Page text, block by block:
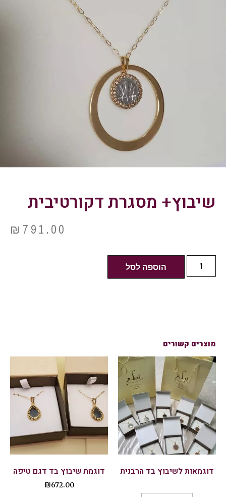
שיבוץ+ מסגרת דקורטיבית
₪ 791.00
הוספה לסל
מוצרים קשורים
דוגמאות לשיבוץ בד הרבנית דוגמת שיבוץ בד דגם טיפה
₪672.00